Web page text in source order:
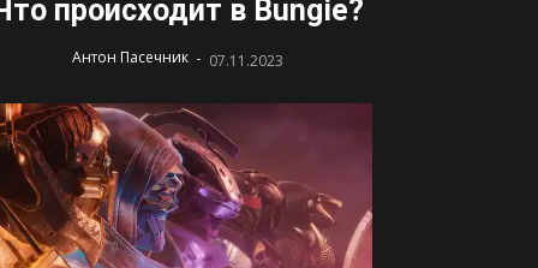
происходит в Bungie?
Антон Пасечник - 07.11.2023